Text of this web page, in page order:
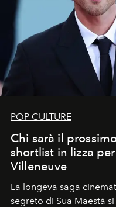
POP CULTURE
Chi sarà il
shortlist in lizza
Villeneuve
La longeva saga
segreto di Sua Maestà